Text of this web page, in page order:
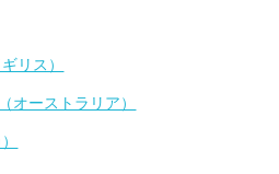
リス）
オーストラリア）